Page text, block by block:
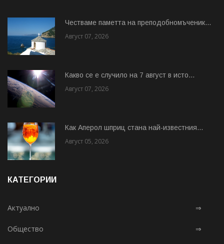
Честваме паметта на преподобномъченик...
Август 07, 2026
Какво се е случило на 7 август в исто...
Август 07, 2026
Как Аперол шприц стана най-известния...
Август 05, 2026
КАТЕГОРИИ
Актуално ⇒
Общество ⇒